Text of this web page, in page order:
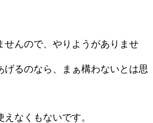
せんので、やりようがありませ
げるのなら、まぁ構わないとは思
なくもないです。